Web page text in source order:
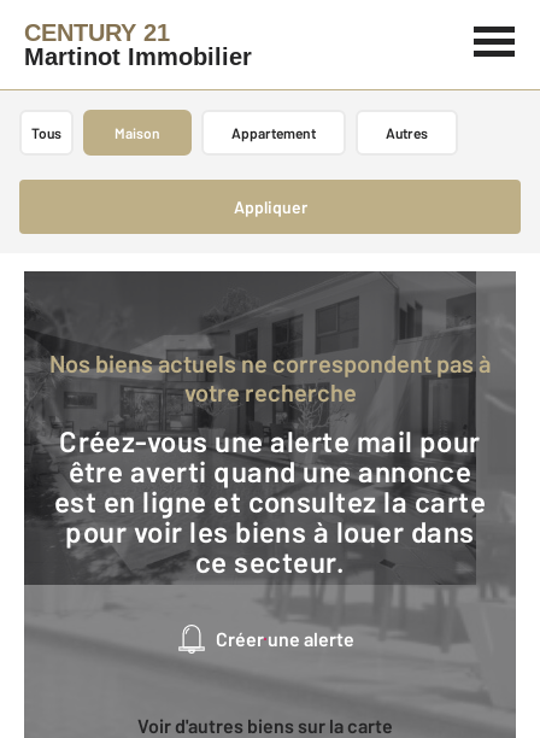
CENTURY 21
Martinot Immobilier
Tous Maison Appartement Autres
Appliquer
Nos biens actuels ne correspondent pas à
votre recherche
Créez-vous une alerte mail pour
être averti quand une annonce
est en ligne et consultez la carte
pour voir les biens à louer dans
ce secteur.
Créer une alerte
Voir d'autres biens sur la carte